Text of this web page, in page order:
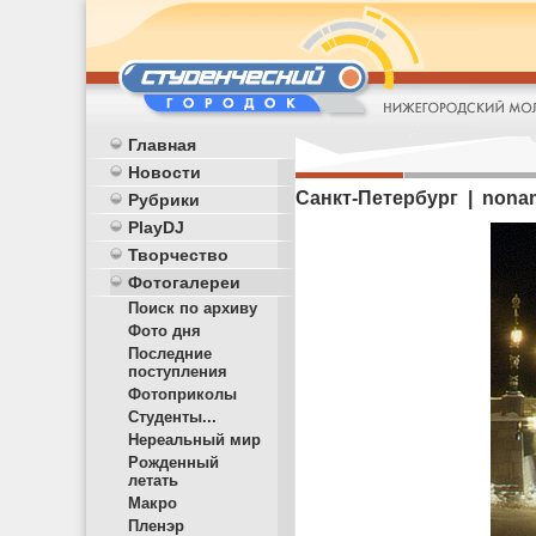
Главная
Новости
Рубрики
PlayDJ
Творчество
Фотогалереи
Поиск по архиву
Фото дня
Последние
поступления
Фотоприколы
Студенты...
Нереальный мир
Рожденный
летать
Макро
Пленэр
Санкт-Петербург |